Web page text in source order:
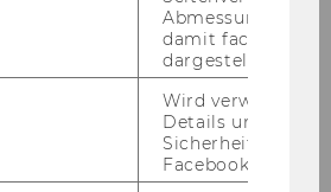
Associate position can
in an Assistant Professor,
with disabilities are
to apply for this part-time
Abmessungen
damit facebook
dargestellt
Wird verwendet,
Details und
Facebook-Kontos